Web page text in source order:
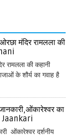
मंदिर रामलला की
रामलला की कहानी
के शौर्य का गवाह है
का
Jaankari
ओंकारेश्वर दर्शनीय